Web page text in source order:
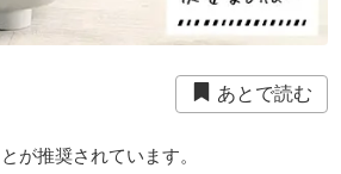
あとで読む
が推奨されています。